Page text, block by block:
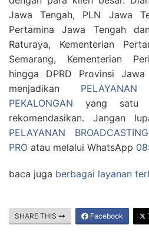
Jawa Tengah, PLN Jawa
Pertamina Jawa Tengah
Raturaya, Kementerian
Semarang, Kementerian
hingga DPRD Provinsi
menjadikan
PEKALONGAN yang satu
rekomendasikan. Jangan
PELAYANAN
PRO atau melalui WhatsApp
baca juga berbagai layanan
SHARE THIS Facebook